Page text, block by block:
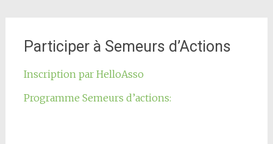
Participer à Semeurs d’Actions
Inscription par HelloAsso
Programme Semeurs d’actions: